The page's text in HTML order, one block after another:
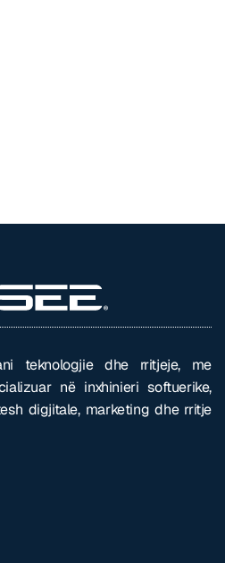
teknologjie dhe rritjeje, me
në inxhinieri softuerike,
digjitale, marketing dhe rritje